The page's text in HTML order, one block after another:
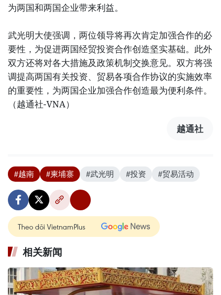
为两国和两国企业带来利益。
武光明大使强调，两位领导将再次肯定加强合作的必
要性，为促进两国经贸投资合作创造坚实基础。此外
双方还将对各大措施及政策机制交换意见。双方将强
调提高两国有关投资、贸易各项合作协议的实施效率
的重要性，为两国企业加强合作创造最为便利条件。
（越通社-VNA）
越通社
#越南 #柬埔寨 #武光明 #投资 #贸易活动
Theo dõi VietnamPlus
相关新闻